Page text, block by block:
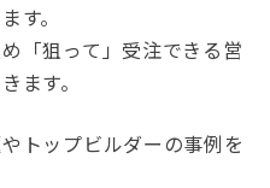
す。
「狙って」受注できる営
ます。
トップビルダーの事例を